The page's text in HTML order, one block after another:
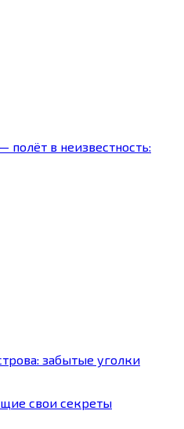
полёт в неизвестность:
забытые уголки
свои секреты